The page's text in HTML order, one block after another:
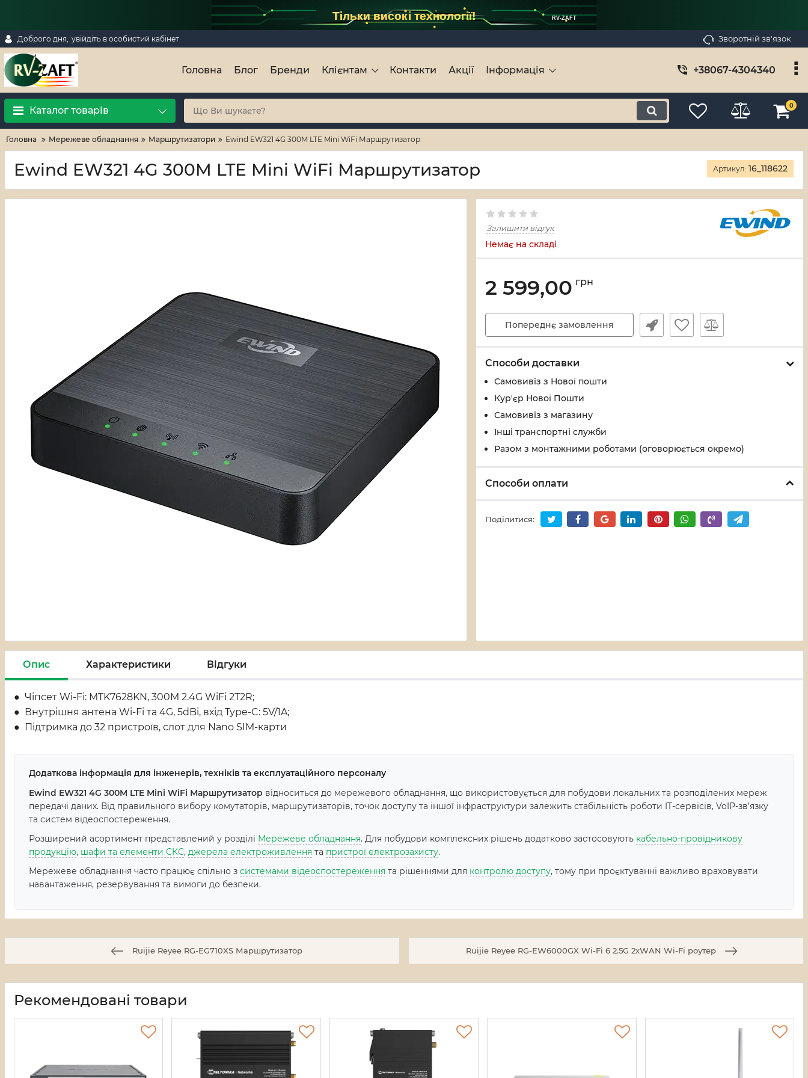
Тільки високі технології! RV-ZAFT
Доброго дня, увійдіть в особистий кабінет Зворотній зв'язок
Головна Блог Бренди Клієнтам Контакти Акції Інформація +38067-4304340
Каталог товарів 0
Головна Мережеве обладнання Маршрутизатори Ewind EW321 4G 300M LTE Mini WiFi Маршрутизатор
Ewind EW321 4G 300M LTE Mini WiFi Маршрутизатор Артикул: 16_118622
Залишити відгук
Немає на складі
2 599,00 грн
Попереднє замовлення
Способи доставки
Самовивіз з Нової пошти
Кур'єр Нової Пошти
Самовивіз з магазину
Інші транспортні служби
Разом з монтажними роботами (оговорюється окремо)
Способи оплати
Поділитися:
Опис Характеристики Відгуки
● Чіпсет Wi-Fi: MTK7628KN, 300M 2.4G WiFi 2T2R;
● Внутрішня антена Wi-Fi та 4G, 5dBi, вхід Type-C: 5V/1A;
● Підтримка до 32 пристроїв, слот для Nano SIM-карти
Додаткова інформація для інженерів, техніків та експлуатаційного персоналу
Ewind EW321 4G 300M LTE Mini WiFi Маршрутизатор відноситься до мережевого обладнання, що використовується для побудови локальних та розподілених мереж
передачі даних. Від правильного вибору комутаторів, маршрутизаторів, точок доступу та іншої інфраструктури залежить стабільність роботи IT-сервісів, VoIP-зв’язку
та систем відеоспостереження.
Розширений асортимент представлений у розділі Мережеве обладнання. Для побудови комплексних рішень додатково застосовують кабельно-провідникову
продукцію, шафи та елементи СКС, джерела електроживлення та пристрої електрозахисту.
Мережеве обладнання часто працює спільно з системами відеоспостереження та рішеннями для контролю доступу, тому при проєктуванні важливо враховувати
навантаження, резервування та вимоги до безпеки.
Ruijie Reyee RG-EG710XS Маршрутизатор Ruijie Reyee RG-EW6000GX Wi-Fi 6 2.5G 2xWAN Wi-Fi роутер
Рекомендовані товари